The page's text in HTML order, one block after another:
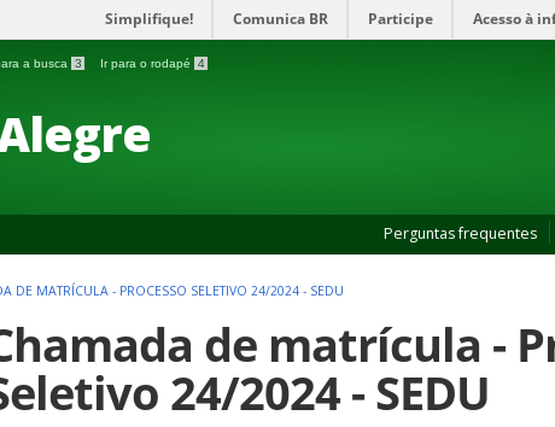
Simplifique! Comunica BR Participe Acesso à
a busca 3 Ir para o rodapé 4
Perguntas frequentes
DE MATRÍCULA - PROCESSO SELETIVO 24/2024 - SEDU
de matrícula -
24/2024 - SEDU